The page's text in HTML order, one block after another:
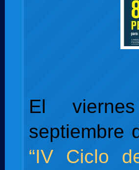
El
septiembre
“IV Ciclo